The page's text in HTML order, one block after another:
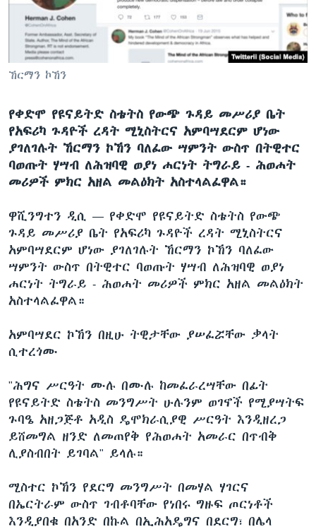
ቋንቋዎች
ኸርማን ኮኸን
የቀድሞ የዩናይትድ ስቴትስ የውጭ ጉዳይ መሥሪያ ቤት
የአፍሪካ ጉዳዮች ረዳት ሚኒስትርና አምባሣደርም ሆነው
ያገለገሉት ኸርማን ኮኸን ባለፈው ሣምንት ውስጥ በትዊተር
ባወጡት ሃሣብ ለሕዝባዊ ወያነ ሐርነት ትግራይ - ሕወሐት
መሪዎች ምክር አዘል መልዕክት አስተላልፈዋል።
ዋሺንግተን ዲሲ — የቀድሞ የዩናይትድ ስቴትስ የውጭ
ጉዳይ መሥሪያ ቤት የአፍሪካ ጉዳዮች ረዳት ሚኒስትርና
አምባሣደርም ሆነው ያገለገሉት ኸርማን ኮኸን ባለፈው
ሣምንት ውስጥ በትዊተር ባወጡት ሃሣብ ለሕዝባዊ ወያነ
ሐርነት ትግራይ - ሕወሐት መሪዎች ምክር አዘል መልዕክት
አስተላልፈዋል።
አምባሣደር ኮኸን በዚሁ ትዊታቸው ያሠፈሯቸው ቃላት
ሲተረጎሙ
"ሕግና ሥርዓት ሙሉ በሙሉ ከመፈራረሣቸው በፊት
የዩናይትድ ስቴትስ መንግሥት ሁሉንም ወገኖች የሚያሣትፍ
ጉባዔ አዘጋጅቶ አዲስ ዴሞክራሲያዊ ሥርዓት እንዲዘረጋ
ይሸመግል ዘንድ ለመጠየቅ የሕወሐት አመራር በጥብቅ
ሊያስብበት ይገባል" ይላሉ።
ሚስተር ኮኸን የደርግ መንግሥት በመሃል ሃገርና
በኤርትራም ውስጥ ገብቶባቸው የነበሩ ግዙፍ ጦርነቶች
እንዲያበቁ በአንድ በኩል በኢሕአዴግና በደርግ፣ በሌላ